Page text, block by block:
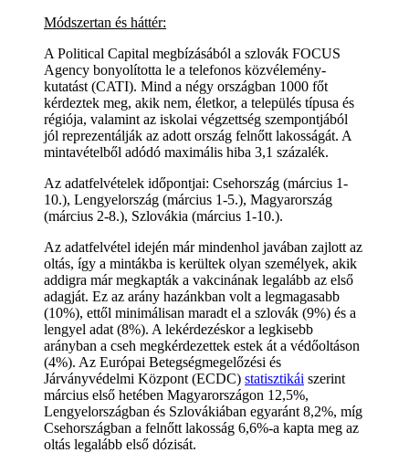
Módszertan és háttér:
A Political Capital megbízásából a szlovák FOCUS
Agency bonyolította le a telefonos közvélemény-
kutatást (CATI). Mind a négy országban 1000 főt
kérdeztek meg, akik nem, életkor, a település típusa és
régiója, valamint az iskolai végzettség szempontjából
jól reprezentálják az adott ország felnőtt lakosságát. A
mintavételből adódó maximális hiba 3,1 százalék.
Az adatfelvételek időpontjai: Csehország (március 1-
10.), Lengyelország (március 1-5.), Magyarország
(március 2-8.), Szlovákia (március 1-10.).
Az adatfelvétel idején már mindenhol javában zajlott az
oltás, így a mintákba is kerültek olyan személyek, akik
addigra már megkapták a vakcinának legalább az első
adagját. Ez az arány hazánkban volt a legmagasabb
(10%), ettől minimálisan maradt el a szlovák (9%) és a
lengyel adat (8%). A lekérdezéskor a legkisebb
arányban a cseh megkérdezettek estek át a védőoltáson
(4%). Az Európai Betegségmegelőzési és
Járványvédelmi Központ (ECDC) statisztikái szerint
március első hetében Magyarországon 12,5%,
Lengyelországban és Szlovákiában egyaránt 8,2%, míg
Csehországban a felnőtt lakosság 6,6%-a kapta meg az
oltás legalább első dózisát.